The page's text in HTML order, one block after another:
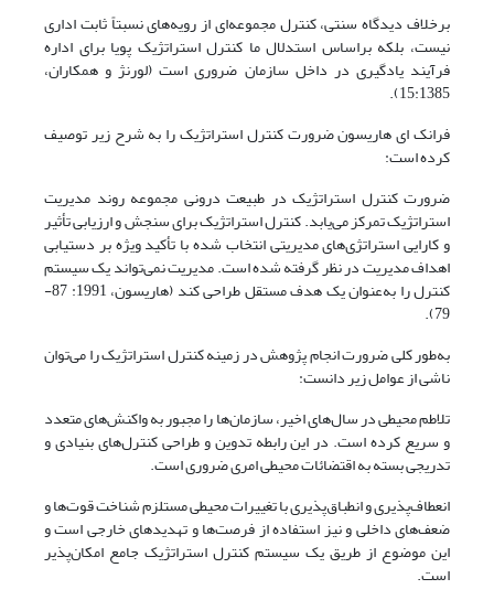
برخلاف دیدگاه سنتی، کنترل مجموعه‌ای از رویه‌های نسبتاً ثابت اداری
نیست، بلکه براساس استدلال ما کنترل استراتژیک پویا برای اداره
فرآیند یادگیری در داخل سازمان ضروری است (لورنژ و همکاران،
15:1385).
فرانک ای هاریسون ضرورت کنترل استراتژیک را به شرح زیر توصیف
کرده است:
ضرورت کنترل استراتژیک در طبیعت درونی مجموعه روند مدیریت
استراتژیک تمرکز می‌یابد. کنترل استراتژیک برای سنجش و ارزیابی تأثیر
و کارایی استراتژی‌های مدیریتی انتخاب شده با تأکید ویژه بر دستیابی
اهداف مدیریت در نظر گرفته شده است. مدیریت نمی‌تواند یک سیستم
کنترل را به‌عنوان یک هدف مستقل طراحی کند (هاریسون، 1991: 87-
79).
به‌طور کلی ضرورت انجام پژوهش در زمینه کنترل استراتژیک را می‌توان
ناشی از عوامل زیر دانست:
تلاطم محیطی در سال‌های اخیر، سازمان‌ها را مجبور به واکنش‌های متعدد
و سریع کرده است. در این رابطه تدوین و طراحی کنترل‌های بنیادی و
تدریجی بسته به اقتضائات محیطی امری ضروری است.
انعطاف‌پذیری و انطباق‌پذیری با تغییرات محیطی مستلزم شناخت قوت‌ها و
ضعف‌های داخلی و نیز استفاده از فرصت‌ها و تهدیدهای خارجی است و
این موضوع از طریق یک سیستم کنترل استراتژیک جامع امکان‌پذیر
است.